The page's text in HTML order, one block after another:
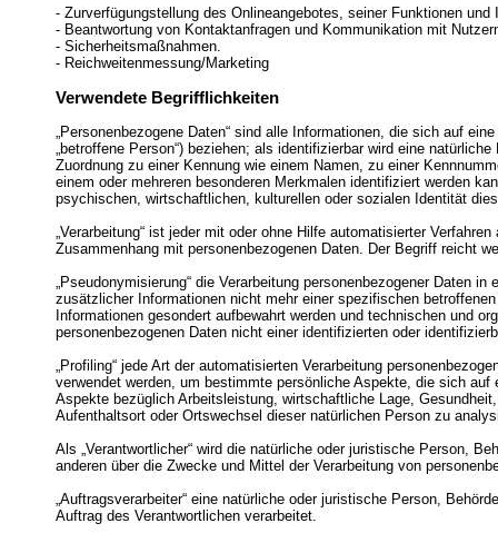
- Zurverfügungstellung des Onlineangebotes, seiner Funktionen und
- Beantwortung von Kontaktanfragen und Kommunikation mit
- Sicherheitsmaßnahmen.
- Reichweitenmessung/Marketing
Verwendete Begrifflichkeiten
„Personenbezogene Daten“ sind alle Informationen, die sich auf
„betroffene Person“) beziehen; als identifizierbar wird eine
Zuordnung zu einer Kennung wie einem Namen, zu einer
einem oder mehreren besonderen Merkmalen identifiziert werden
psychischen, wirtschaftlichen, kulturellen oder sozialen Identität
„Verarbeitung“ ist jeder mit oder ohne Hilfe automatisierter
Zusammenhang mit personenbezogenen Daten. Der Begriff reicht
„Pseudonymisierung“ die Verarbeitung personenbezogener Daten
zusätzlicher Informationen nicht mehr einer spezifischen
Informationen gesondert aufbewahrt werden und technischen und
personenbezogenen Daten nicht einer identifizierten oder
„Profiling“ jede Art der automatisierten Verarbeitung
verwendet werden, um bestimmte persönliche Aspekte, die sich
Aspekte bezüglich Arbeitsleistung, wirtschaftliche Lage,
Aufenthaltsort oder Ortswechsel dieser natürlichen Person zu
Als „Verantwortlicher“ wird die natürliche oder juristische Person,
anderen über die Zwecke und Mittel der Verarbeitung von
„Auftragsverarbeiter“ eine natürliche oder juristische Person,
Auftrag des Verantwortlichen verarbeitet.